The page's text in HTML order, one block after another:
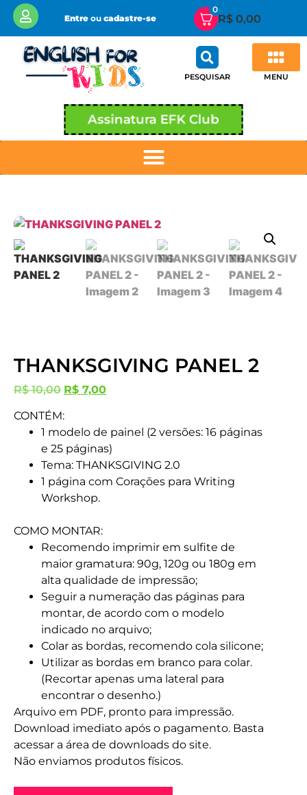
Entreou cadastre-se
0
R$ 0,00
PESQUISAR MENU
Assinatura EFK Club
THANKSGIVING PANEL 2
R$10,00 R$ 7,00
CONTÉM:
1 modelo de painel (2 versões: 16 páginas
e 25 páginas)
Tema: THANKSGIVING 2.0
1 página com Corações para Writing
Workshop.
COMO MONTAR:
Recomendo imprimir em sulfite de
maior gramatura: 90g, 120g ou 180g em
alta qualidade de impressão;
Seguir a numeração das páginas para
montar, de acordo com o modelo
indicado no arquivo;
Colar as bordas, recomendo cola silicone;
Utilizar as bordas em branco para colar.
(Recortar apenas uma lateral para
encontrar o desenho.)
Arquivo em PDF, pronto para impressão.
Download imediato após o pagamento. Basta
acessar a área de downloads do site.
Não enviamos produtos físicos.